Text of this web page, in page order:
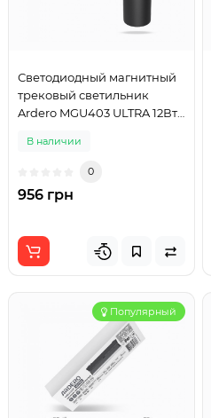
Светодиодный магнитный
трековый светильник
Ardero MGU403 ULTRA 12Вт
В наличии
0
956 грн
Популярный